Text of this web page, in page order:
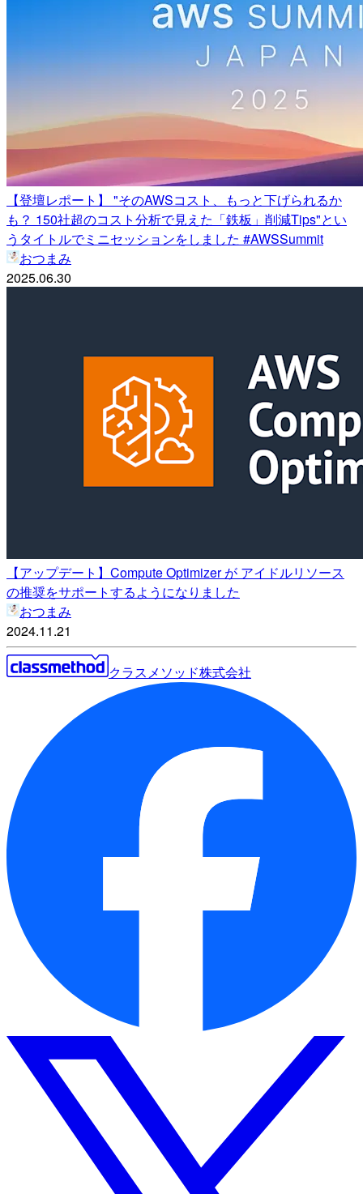
【登壇レポート】 "そのAWSコスト、もっと下げられるか
も？ 150社超のコスト分析で見えた「鉄板」削減Tips"とい
うタイトルでミニセッションをしました #AWSSummit
おつまみ
2025.06.30
【アップデート】Compute Optimizer が アイドルリソース
の推奨をサポートするようになりました
おつまみ
2024.11.21
クラスメソッド株式会社